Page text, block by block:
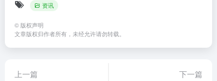
资讯
© 版权声明
文章版权归作者所有，未经允许请勿转载。
上一篇 下一篇